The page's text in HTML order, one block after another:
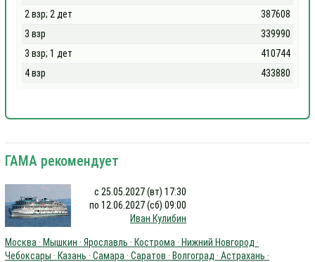
2 взр; 2 дет
387608
3 взр
339990
3 взр; 1 дет
410744
4 взр
433880
ГАМА рекомендует
с 25.05.2027 (вт) 17:30
по 12.06.2027 (сб) 09:00
Иван Кулибин
Москва · Мышкин · Ярославль · Кострома · Нижний Новгород ·
Чебоксары · Казань · Самара · Саратов · Волгоград · Астрахань ·